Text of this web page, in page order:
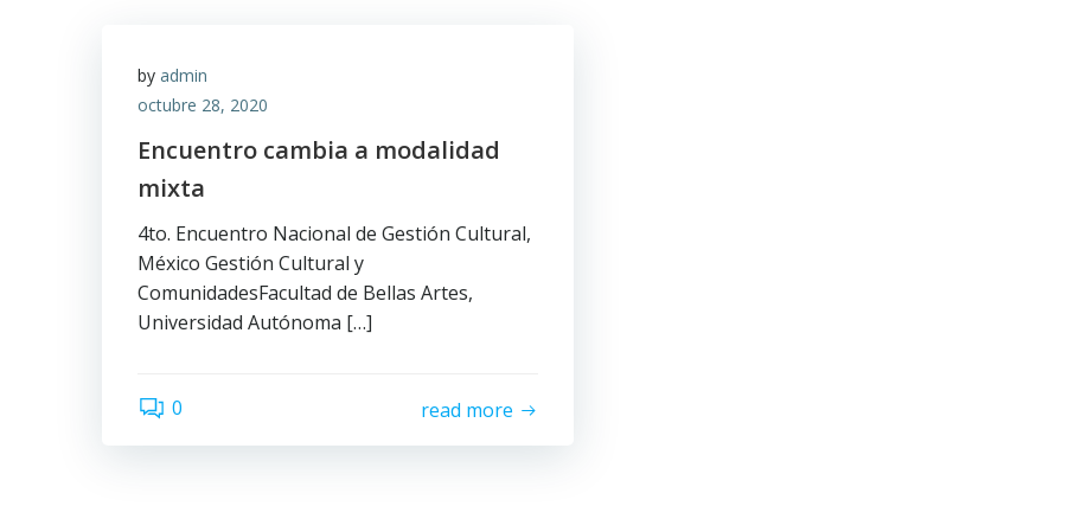
by admin
octubre 28, 2020
Encuentro cambia a modalidad
mixta
4to. Encuentro Nacional de Gestión Cultural,
México Gestión Cultural y
ComunidadesFacultad de Bellas Artes,
Universidad Autónoma […]
0 read more